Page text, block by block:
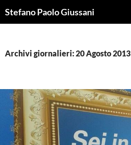
alStefano Paolo Giussani
Archivi giornalieri: 20 Agosto 2013